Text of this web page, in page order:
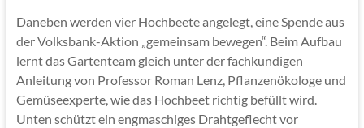
Daneben werden vier Hochbeete angelegt, eine Spende aus
der Volksbank-Aktion „gemeinsam bewegen“. Beim Aufbau
lernt das Gartenteam gleich unter der fachkundigen
Anleitung von Professor Roman Lenz, Pflanzenökologe und
Gemüseexperte, wie das Hochbeet richtig befüllt wird.
Unten schützt ein engmaschiges Drahtgeflecht vor